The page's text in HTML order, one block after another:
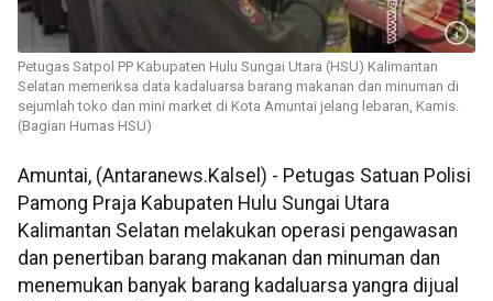
Petugas Satpol PP Kabupaten Hulu Sungai Utara (HSU) Kalimantan
Selatan memeriksa data kadaluarsa barang makanan dan minuman di
sejumlah toko dan mini market di Kota Amuntai jelang lebaran, Kamis.
(Bagian Humas HSU)
Amuntai, (Antaranews.Kalsel) - Petugas Satuan Polisi
Pamong Praja Kabupaten Hulu Sungai Utara
Kalimantan Selatan melakukan operasi pengawasan
dan penertiban barang makanan dan minuman dan
menemukan banyak barang kadaluarsa yangra dijual